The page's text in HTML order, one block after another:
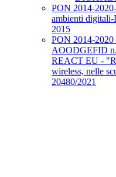
PON 2014-
ambienti
2015
PON 2014-
AOODGEFID
REACT EU -
wireless, nelle
20480/2021